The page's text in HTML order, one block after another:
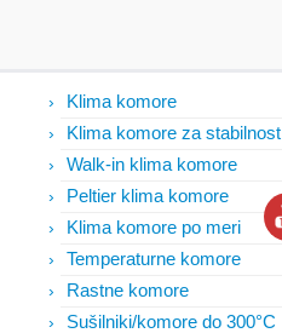
Klima komore
Klima komore za stabilnost
Walk-in klima komore
Peltier klima komore
Klima komore po meri
Temperaturne komore
Rastne komore
Sušilniki/komore do 300°C